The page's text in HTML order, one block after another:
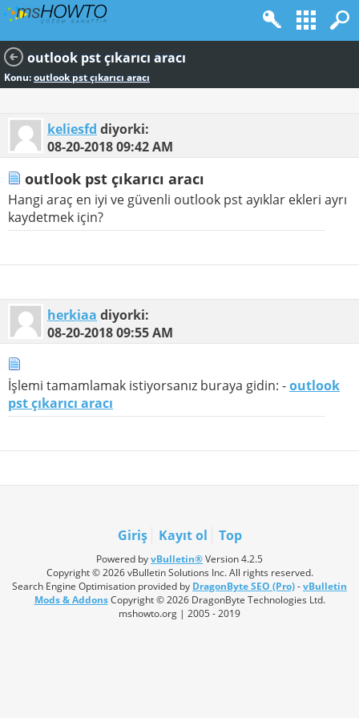
outlook pst çıkarıcı aracı
Konu:outlook pst çıkarıcı aracı
keliesfd diyorki:
08-20-201809:42 AM
outlook pst çıkarıcı aracı
Hangi araç en iyi ve güvenli outlook pst ayıklar ekleri ayrı
kaydetmek için?
herkiaa diyorki:
08-20-201809:55 AM
İşlemi tamamlamak istiyorsanız buraya gidin: -outlook
pst çıkarıcı aracı
Giriş Kayıt ol Top
Powered byvBulletin®Version 4.2.5
Copyright © 2026 vBulletin Solutions Inc. All rights reserved.
Search Engine Optimisation provided by DragonByte SEO (Pro)-vBulletin
Mods & AddonsCopyright © 2026 DragonByte Technologies Ltd.
mshowto.org | 2005 - 2019